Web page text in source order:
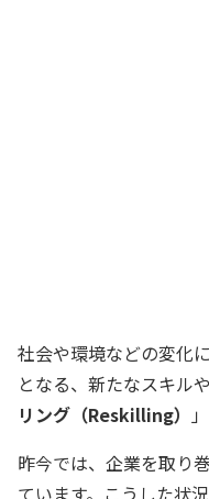
社会や環境などの変化
となる、新たなスキル
リング（Reskilling）
昨今では、企業を取り
ています。こうした状